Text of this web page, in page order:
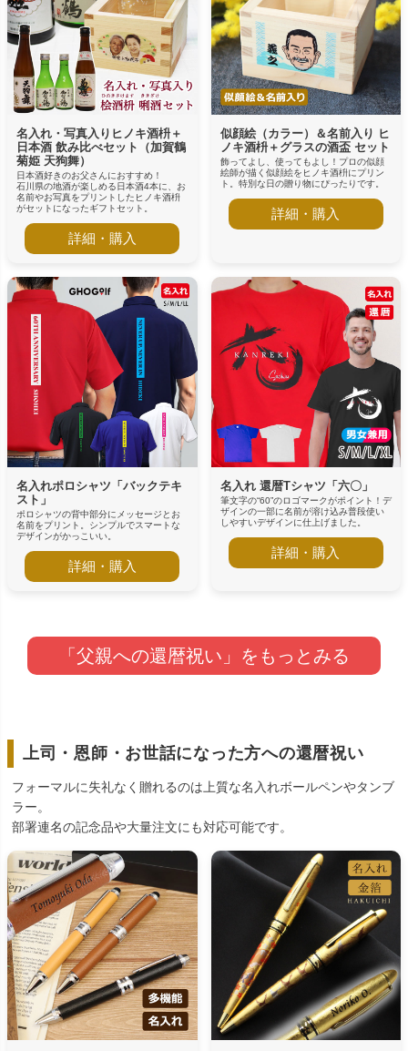
名入れ・写真入りヒノキ酒枡＋
日本酒 飲み比べセット（加賀鶴
菊姫 天狗舞）
日本酒好きのお父さんにおすすめ！
石川県の地酒が楽しめる日本酒4本に、お
名前やお写真をプリントしたヒノキ酒枡
がセットになったギフトセット。
詳細・購入
似顔絵（カラー）＆名前入り ヒ
ノキ酒枡＋グラスの酒盃 セット
飾ってよし、使ってもよし！プロの似顔
絵師が描く似顔絵をヒノキ酒枡にプリン
ト。特別な日の贈り物にぴったりです。
詳細・購入
名入れポロシャツ「バックテキ
スト」
ポロシャツの背中部分にメッセージとお
名前をプリント。シンプルでスマートな
デザインがかっこいい。
詳細・購入
名入れ 還暦Tシャツ「六〇」
筆文字の“60”のロゴマークがポイント！デ
ザインの一部に名前が溶け込み普段使い
しやすいデザインに仕上げました。
詳細・購入
「父親への還暦祝い」をもっとみる
上司・恩師・お世話になった方への還暦祝い
フォーマルに失礼なく贈れるのは上質な名入れボールペンやタンブ
ラー。
部署連名の記念品や大量注文にも対応可能です。